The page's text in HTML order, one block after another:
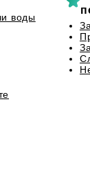
воды